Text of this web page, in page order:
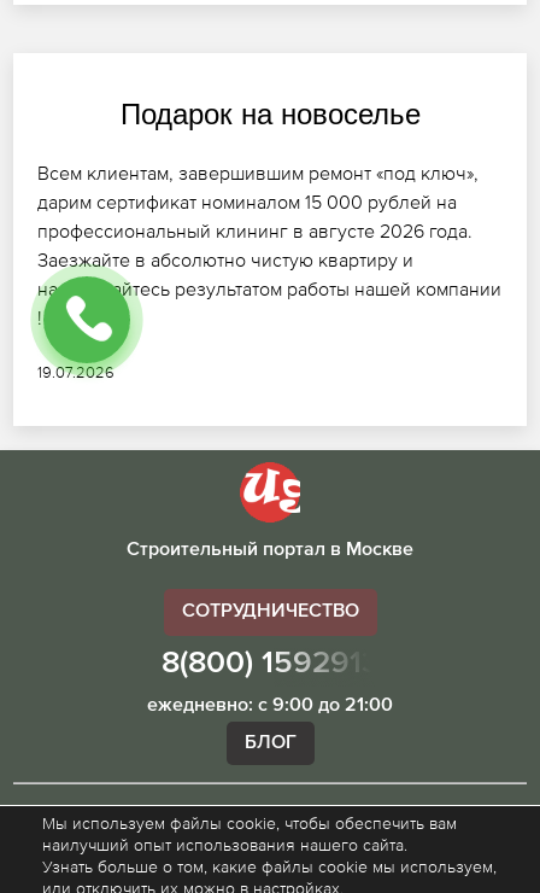
Подарок на новоселье
Всем клиентам, завершившим ремонт «под ключ»,
дарим сертификат номиналом 15 000 рублей на
профессиональный клининг в августе 2026 года.
Заезжайте в абсолютно чистую квартиру и
наслаждайтесь результатом работы нашей компании
!
19.07.2026
Строительный портал в Москве
СОТРУДНИЧЕСТВО
8(800) 1592913
ежедневно: с 9:00 до 21:00
БЛОГ
Внимание! Наш сайт ugibddmo.ru, носит исключительно
информационный характер и не является публичной
офертой.
Мы используем файлы cookie, чтобы обеспечить вам
наилучший опыт использования нашего сайта.
Узнать больше о том, какие файлы cookie мы используем,
или отключить их можно в настройках.